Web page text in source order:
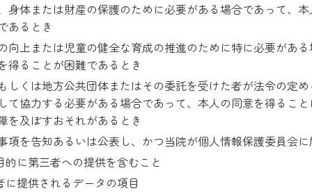
身体または財産の保護のために必要がある場合であって、
あるとき
向上または児童の健全な育成の推進のために特に必要があ
得ることが困難であるとき
しくは地方公共団体またはその委託を受けた者が法令の定
て協力する必要がある場合であって、本人の同意を得るこ
を及ぼすおそれがあるとき
項を告知あるいは公表し、かつ当院が個人情報保護委員会
的に第三者への提供を含むこと
に提供されるデータの項目